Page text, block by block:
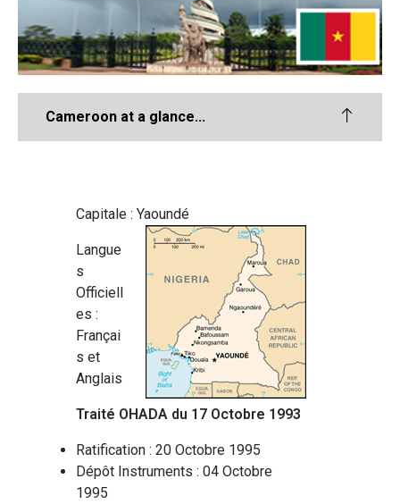
Cameroon at a glance...
Capitale : Yaoundé
Langue
s
Officiell
es :
Françai
s et
Anglais
Traité OHADA du 17 Octobre 1993
Ratification : 20 Octobre 1995
Dépôt Instruments : 04 Octobre
1995